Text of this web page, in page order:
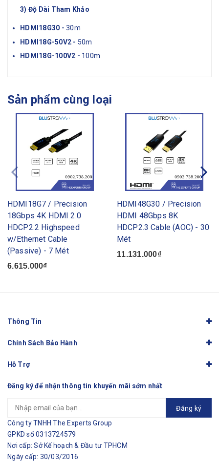
3) Độ Dài Tham Khảo
HDMI18G30 - 30m
HDMI18G-50V2 - 50m
HDMI18G-100V2 - 100m
Sản phẩm cùng loại
HDMI18G7 / Precision
18Gbps 4K HDMI 2.0
HDCP2.2 Highspeed
w/Ethernet Cable
(Passive) - 7 Mét
6.615.000₫
HDMI48G30 / Precision
HDMI 48Gbps 8K
HDCP2.3 Cable (AOC) - 30
Mét
11.131.000₫
Thông Tin
Chính Sách Bảo Hành
Hỗ Trợ
Đăng ký để nhận thông tin khuyến mãi sớm nhất
Đăng ký
Công ty TNHH The Experts Group
GPKD số 0313724579
Nơi cấp: Sở Kế hoạch & Đầu tư TPHCM
Ngày cấp: 30/03/2016